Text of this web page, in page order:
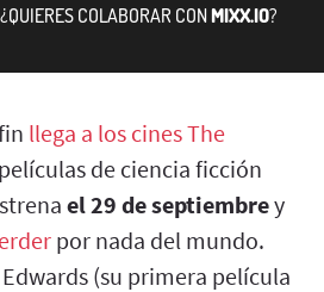
¿QUIERES COLABORAR CONMIXX.IO?
llega a los cines The
de ciencia ficción
el 29 de septiembrey
por nada del mundo.
(su primera película